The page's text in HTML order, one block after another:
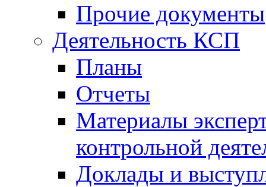
Прочие документы
Деятельность КСП
Планы
Отчеты
Материалы
контрольной
Доклады и